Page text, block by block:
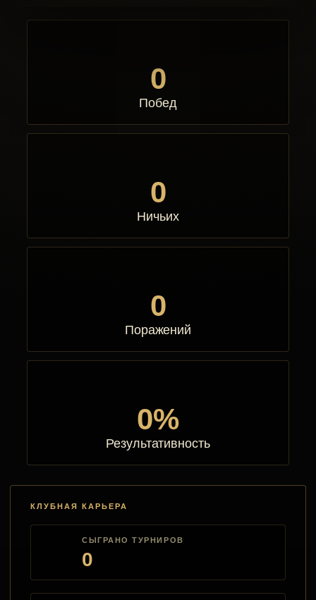
0
Побед
0
Ничьих
0
Поражений
0%
Результативность
КЛУБНАЯ КАРЬЕРА
СЫГРАНО ТУРНИРОВ
0